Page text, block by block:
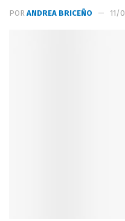
POR ANDREA BRICEÑO 11/